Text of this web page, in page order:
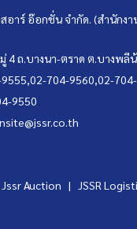
สอาร์ อ๊อกชั่น จำกัด. (สำนักง
4 ถ.บางนา-ตราด ต.บางพลี
704-9560,02-
9550
Jssr Auction | JSSR